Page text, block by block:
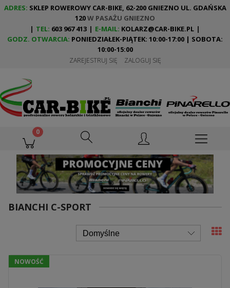
ADRES: SKLEP ROWEROWY CAR-BIKE, 62-200 GNIEZNO UL. GDAŃSKA
120W PASAŻU GNIEZNO
| TEL: 603 967 413 | E-MAIL: KOLARZ@CAR-BIKE.PL |
GODZ. OTWARCIA: PONIEDZIAŁEK-PIĄTEK: 10:00-17:00 | SOBOTA:
10:00-15:00
ZAREJESTRUJ SIĘ ZALOGUJ SIĘ
BIANCHI C-SPORT
NOWOŚĆ